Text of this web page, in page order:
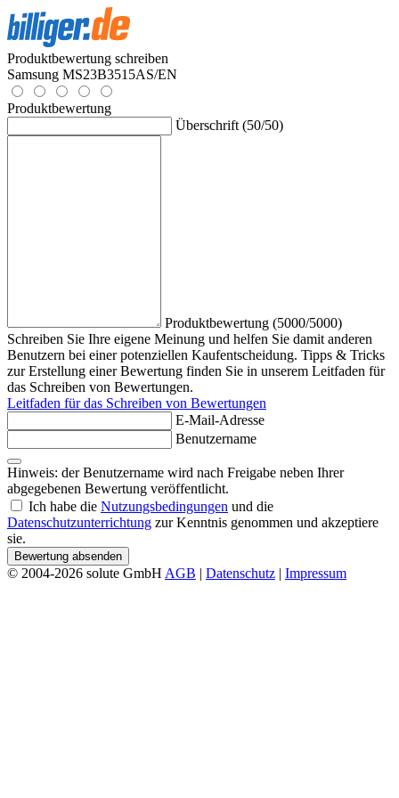
Produktbewertung schreiben
Samsung MS23B3515AS/EN
Produktbewertung
Überschrift (50/50)
Produktbewertung (5000/5000)
Schreiben Sie Ihre eigene Meinung und helfen Sie damit anderen
Benutzern bei einer potenziellen Kaufentscheidung. Tipps & Tricks
zur Erstellung einer Bewertung finden Sie in unserem Leitfaden für
das Schreiben von Bewertungen.
Leitfaden für das Schreiben von Bewertungen
E-Mail-Adresse
Benutzername
Hinweis: der Benutzername wird nach Freigabe neben Ihrer
abgegebenen Bewertung veröffentlicht.
Ich habe die Nutzungsbedingungen und die
Datenschutzunterrichtung zur Kenntnis genommen und akzeptiere
sie.
Bewertung absenden
© 2004-2026 solute GmbH AGB | Datenschutz | Impressum